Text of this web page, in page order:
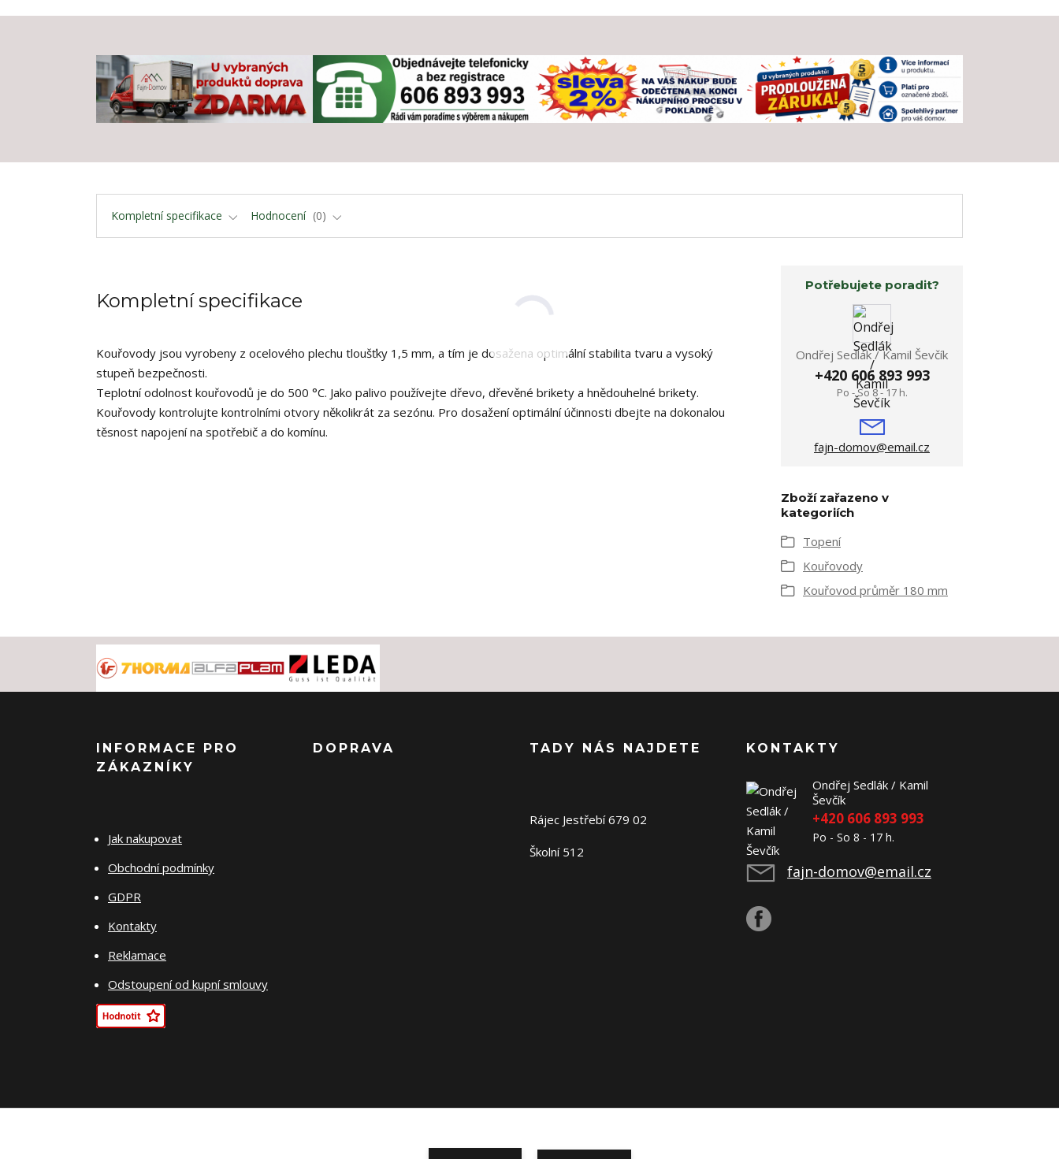
Kompletní specifikace Hodnocení 0
Kompletní specifikace
Kouřovody jsou vyrobeny z ocelového plechu tloušťky 1,5 mm, a tím je dosažena optimální stabilita tvaru a vysoký
stupeň bezpečnosti.
Teplotní odolnost kouřovodů je do 500 °C. Jako palivo používejte dřevo, dřevěné brikety a hnědouhelné brikety.
Kouřovody kontrolujte kontrolními otvory několikrát za sezónu. Pro dosažení optimální účinnosti dbejte na dokonalou
těsnost napojení na spotřebič a do komínu.
Potřebujete poradit?
Ondřej Sedlák / Kamil Ševčík
+420 606 893 993
Po - So 8 - 17 h.
fajn-domov@email.cz
Zboží zařazeno v
kategoriích
Topení
Kouřovody
Kouřovod průměr 180 mm
INFORMACE PRO
ZÁKAZNÍKY
Jak nakupovat
Obchodní podmínky
GDPR
Kontakty
Reklamace
Odstoupení od kupní smlouvy
DOPRAVA TADY NÁS NAJDETE
Rájec Jestřebí 679 02
Školní 512
KONTAKTY
Ondřej Sedlák / Kamil
Ševčík
+420 606 893 993
Po - So 8 - 17 h.
fajn-domov@email.cz